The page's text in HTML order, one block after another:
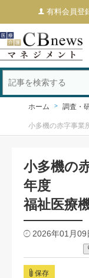
有料会員登
ホーム 調査・
小多機の赤字事
小多機の
年度
福祉医療
2026年01月09
保存